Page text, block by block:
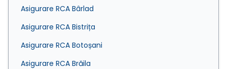
Asigurare RCA Bârlad
Asigurare RCA Bistrița
Asigurare RCA Botoșani
Asigurare RCA Brăila